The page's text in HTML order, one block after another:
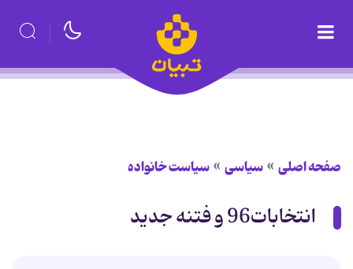
صفحه اصلی سیاسی سیاست خانواده
انتخابات96 و فتنه جدید